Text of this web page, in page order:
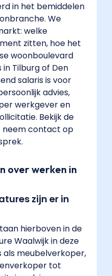
in het bemiddelen
We
welke
zitten, hoe het
woonboulevard
Tilburg of Den
salaris is voor
advies,
werkgever en
Bekijk de
neem contact op
over werken in
zijn er in
hierboven in de
Waalwijk in deze
meubelverkoper,
tot